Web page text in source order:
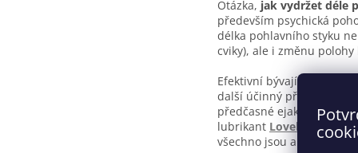
Otázka, jak vydržet déle
především psychická
délka pohlavního styku
cviky), ale i změnu
Efektivní bývají také různé
další účinný přípravek se
předčasné ejakulace.
lubrikant Lovely Lovers
všechno jsou ale stejně